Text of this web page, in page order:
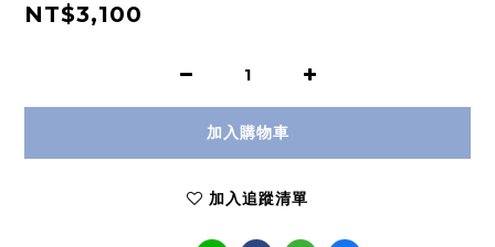
NT$3,100
加入購物車
加入追蹤清單